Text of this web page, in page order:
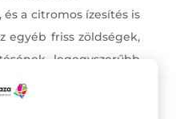
a citromos ízesítés is
egyéb friss zöldségek,
legegyszerűbb
rakunk bele. De
egyéb különböző